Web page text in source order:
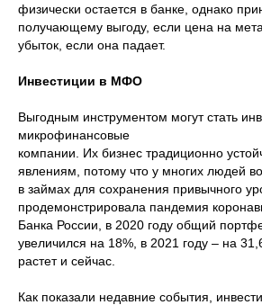
физически остается в банке, однако
получающему выгоду, если цена на
убыток, если она падает.
Инвестиции в МФО
Выгодным инструментом могут стать
микрофинансовые
компании. Их бизнес традиционно
явлениям, потому что у многих людей
в займах для сохранения привычного
продемонстрировала пандемия
Банка России, в 2020 году общий
увеличился на 18%, в 2021 году – на
растет и сейчас.
Как показали недавние события,